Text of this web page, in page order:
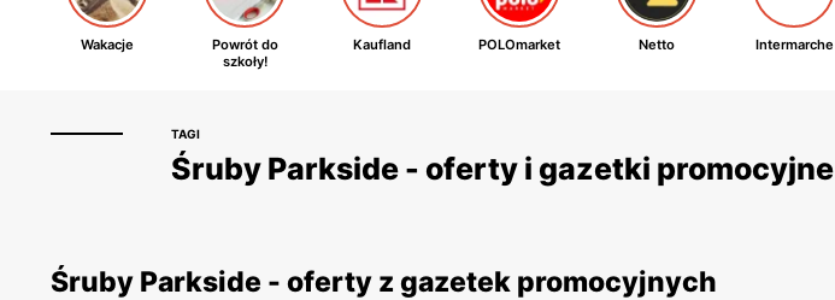
Wakacje
Powrót do
szkoły!
Kaufland POLOmarket Netto Intermarche
TAGI
Śruby Parkside - oferty i gazetki promocyjne
Śruby Parkside - oferty z gazetek promocyjnych